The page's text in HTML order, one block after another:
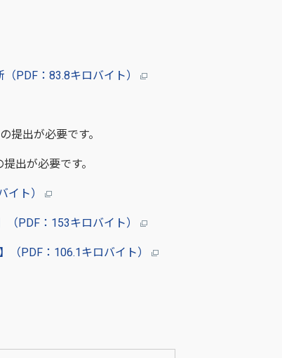
PDF：83.8キロバイト）
提出が必要です。
出が必要です。
イト）
PDF：153キロバイト）
（PDF：106.1キロバイト）